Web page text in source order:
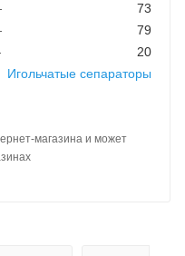
73
79
20
Игольчатые сепараторы
магазина и может